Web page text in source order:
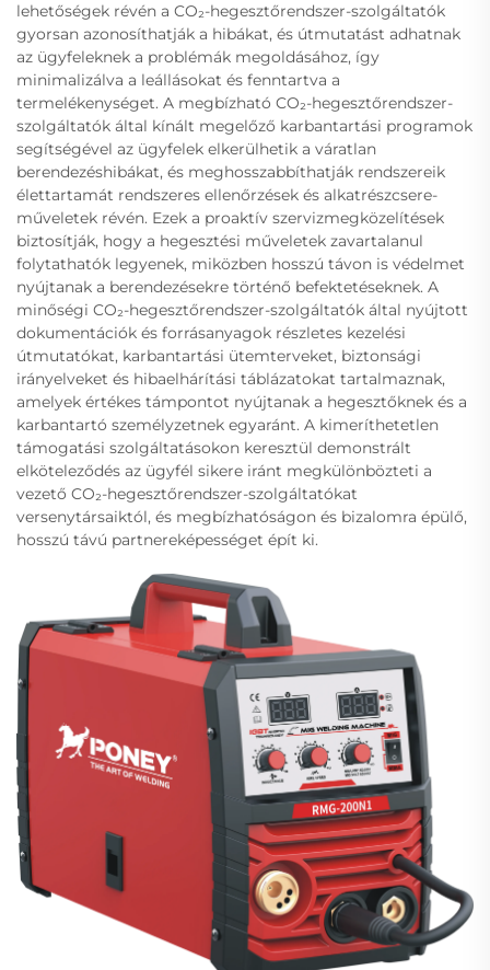
lehetőségek révén a CO₂-hegesztőrendszer-szolgáltatók
gyorsan azonosíthatják a hibákat, és útmutatást adhatnak
az ügyfeleknek a problémák megoldásához, így
minimalizálva a leállásokat és fenntartva a
termelékenységet. A megbízható CO₂-hegesztőrendszer-
szolgáltatók által kínált megelőző karbantartási programok
segítségével az ügyfelek elkerülhetik a váratlan
berendezéshibákat, és meghosszabbíthatják rendszereik
élettartamát rendszeres ellenőrzések és alkatrészcsere-
műveletek révén. Ezek a proaktív szervizmegközelítések
biztosítják, hogy a hegesztési műveletek zavartalanul
folytathatók legyenek, miközben hosszú távon is védelmet
nyújtanak a berendezésekre történő befektetéseknek. A
minőségi CO₂-hegesztőrendszer-szolgáltatók által nyújtott
dokumentációk és forrásanyagok részletes kezelési
útmutatókat, karbantartási ütemterveket, biztonsági
irányelveket és hibaelhárítási táblázatokat tartalmaznak,
amelyek értékes támpontot nyújtanak a hegesztőknek és a
karbantartó személyzetnek egyaránt. A kimeríthetetlen
támogatási szolgáltatásokon keresztül demonstrált
elköteleződés az ügyfél sikere iránt megkülönbözteti a
vezető CO₂-hegesztőrendszer-szolgáltatókat
versenytársaiktól, és megbízhatóságon és bizalomra épülő,
hosszú távú partnereképességet épít ki.